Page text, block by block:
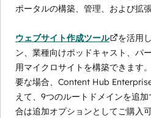
ポータルの構築、管理、および拡
ウェブサイト作成ツール
を活用
ン、業種向けポッドキャスト、パ
用マイクロサイトを構築できます
要な場合、Content Hub
えて、9つのルートドメインを追
合は追加オプションとしてご購入